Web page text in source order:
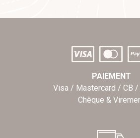
PAIEMENT
Visa / Mastercard / CB
Chèque &